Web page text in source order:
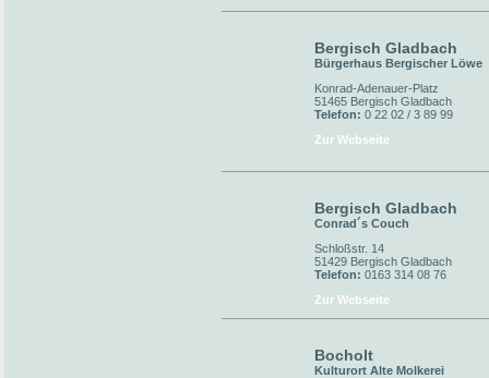
Bergisch Gladbach
Bürgerhaus Bergischer Löwe
Konrad-Adenauer-Platz
51465 Bergisch Gladbach
Telefon: 0 22 02 / 3 89 99
Zur Webseite
Bergisch Gladbach
Conrad´s Couch
Schloßstr. 14
51429 Bergisch Gladbach
Telefon: 0163 314 08 76
Zur Webseite
Bocholt
Kulturort Alte Molkerei